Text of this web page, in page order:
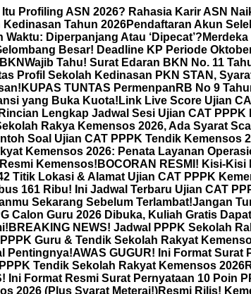
Profiling ASN 2026? Rahasia Karir ASN
Tahun 2026Pendaftaran Akun
Diperpanjang Atau ‘Dipecat’?
Besar! Deadline KP Periode
Wajib Tahu! Surat Edaran BKN No. 11
Profil Sekolah Kedinasan PKN STAN,
KUPAS TUNTAS PermenpanRB No 9
yang Buka Kuota! Link Live Score Ujian
Lengkap Jadwal Sesi Ujian CAT
Rakya Kemensos 2026, Ada Syarat
Soal Ujian CAT PPPK Tendik Kemensos
Kemensos 2026: Penata Layanan
Kemensos! BOCORAN RESMI! Kisi-
Titik Lokasi & Alamat Ujian CAT PPPK
161 Ribu! Ini Jadwal Terbaru Ujian CAT
Sekarang Sebelum Terlambat!Jangan
Calon Guru 2026 Dibuka, Kuliah Gratis
BREAKING NEWS! Jadwal PPPK Sekolah
Guru & Tendik Sekolah Rakyat
Pentingnya!AWAS GUGUR! Ini Format
Tendik Sekolah Rakyat Kemensos 2026
Ini Format Resmi Surat Pernyataan 10 Poin
2026 (Plus Syarat Meterai!)Resmi Rilis!